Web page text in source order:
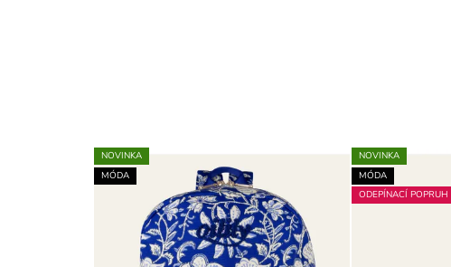
NOVINKA
MÓDA
NOVINKA
MÓDA
ODEPÍNACÍ POPRUH